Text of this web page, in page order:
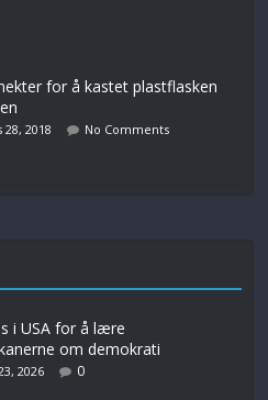
for å kastet plastflasken
28, 2018 No Comments
i USA for å lære
om demokrati
2026 0